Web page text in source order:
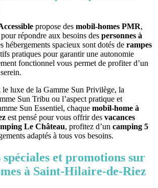
propose des mobil-homes PMR,
répondre aux besoins des personnes à
hébergements spacieux sont dotés de rampes
pratiques pour garantir une autonomie
fonctionnel vous permet de profiter d’un
le luxe de la Gamme Sun Privilège, la
Sun Tribu ou l’aspect pratique et
Sun Essentiel, chaque mobil-home à
est pensé pour vous offrir des vacances
Le Château, profitez d’un camping 5
adaptés à tous vos besoins.
et promotions sur
à Saint-Hilaire-de-Riez